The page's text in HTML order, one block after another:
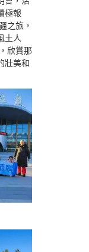
極報
之旅，
土人
欣賞那
壯美和